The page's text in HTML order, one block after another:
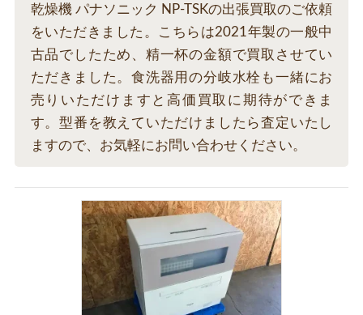
乾燥機 パナソニック NP-TSKの出張買取のご依頼
をいただきました。こちらは2021年製の一般中
古品でしたため、精一杯の金額で買取させてい
ただきました。食洗器用の分岐水栓も一緒にお
売りいただけますと高価買取に期待ができま
す。型番を教えていただけましたら査定いたし
ますので、お気軽にお問い合わせください。